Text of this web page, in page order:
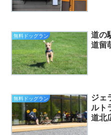
無料ドッグラン
道の
道留
無料ドッグラン
ジェ
ルト
道北